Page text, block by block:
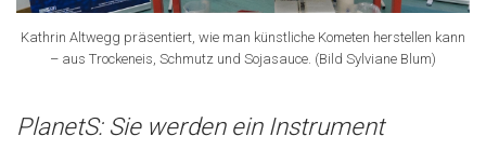
Kathrin Altwegg präsentiert, wie man künstliche Kometen herstellen kann
– aus Trockeneis, Schmutz und Sojasauce. (Bild Sylviane Blum)
PlanetS: Sie werden ein Instrument